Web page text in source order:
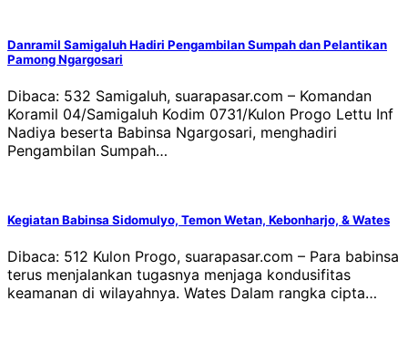
Danramil Samigaluh Hadiri Pengambilan Sumpah dan Pelantikan
Pamong Ngargosari
Dibaca: 532 Samigaluh, suarapasar.com – Komandan
Koramil 04/Samigaluh Kodim 0731/Kulon Progo Lettu Inf
Nadiya beserta Babinsa Ngargosari, menghadiri
Pengambilan Sumpah…
Kegiatan Babinsa Sidomulyo, Temon Wetan, Kebonharjo, & Wates
Dibaca: 512 Kulon Progo, suarapasar.com – Para babinsa
terus menjalankan tugasnya menjaga kondusifitas
keamanan di wilayahnya. Wates Dalam rangka cipta…